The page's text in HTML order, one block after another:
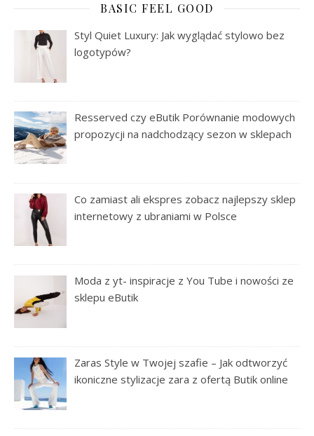
BASIC FEEL GOOD
Styl Quiet Luxury: Jak wyglądać stylowo bez
logotypów?
Resserved czy eButik Porównanie modowych
propozycji na nadchodzący sezon w sklepach
Co zamiast ali ekspres zobacz najlepszy sklep
internetowy z ubraniami w Polsce
Moda z yt- inspiracje z You Tube i nowości ze
sklepu eButik
Zaras Style w Twojej szafie – Jak odtworzyć
ikoniczne stylizacje zara z ofertą Butik online